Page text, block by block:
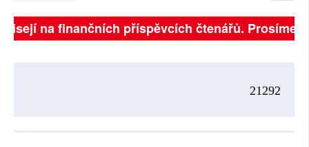
na finančních příspěvcích čtenářů. Prosíme,
21292